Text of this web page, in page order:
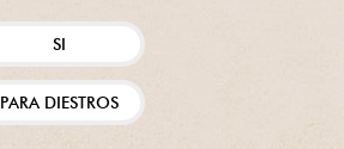
SI
PARA DIESTROS